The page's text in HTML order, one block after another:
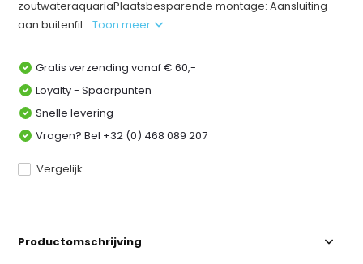
zoutwateraquariaPlaatsbesparende montage: Aansluiting
aan buitenfil...Toon meer
Gratis verzending vanaf € 60,-
Loyalty - Spaarpunten
Snelle levering
Vragen? Bel +32 (0) 468 089 207
Vergelijk
Productomschrijving